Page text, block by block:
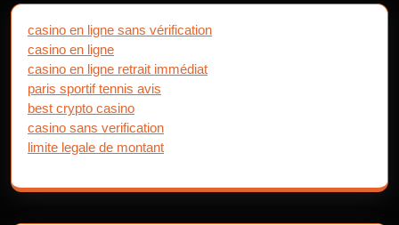
casino en ligne sans vérification
casino en ligne
casino en ligne retrait immédiat
paris sportif tennis avis
best crypto casino
casino sans verification
limite legale de montant